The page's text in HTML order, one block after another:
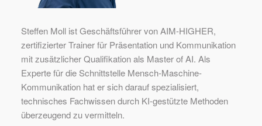
Steffen Moll ist Geschäftsführer von AIM-HIGHER,
zertifizierter Trainer für Präsentation und Kommunikation
mit zusätzlicher Qualifikation als Master of AI. Als
Experte für die Schnittstelle Mensch-Maschine-
Kommunikation hat er sich darauf spezialisiert,
technisches Fachwissen durch KI-gestützte Methoden
überzeugend zu vermitteln.